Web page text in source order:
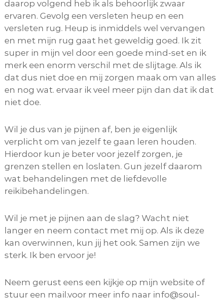
daarop volgend heb ik als behoorlijk zwaar
ervaren. Gevolg een versleten heup en een
versleten rug. Heup is inmiddels wel vervangen
en met mijn rug gaat het geweldig goed. Ik zit
super in mijn vel door een goede mind-set en ik
merk een enorm verschil met de slijtage. Als ik
dat dus niet doe en mij zorgen maak om van alles
en nog wat. ervaar ik veel meer pijn dan dat ik dat
niet doe.
Wil je dus van je pijnen af, ben je eigenlijk
verplicht om van jezelf te gaan leren houden.
Hierdoor kun je beter voor jezelf zorgen, je
grenzen stellen en loslaten. Gun jezelf daarom
wat behandelingen met de liefdevolle
reikibehandelingen.
Wil je met je pijnen aan de slag? Wacht niet
langer en neem contact met mij op. Als ik deze
kan overwinnen, kun jij het ook. Samen zijn we
sterk. Ik ben ervoor je!
Neem gerust eens een kijkje op mijn website of
stuur een mail.voor meer info naar info@soul-